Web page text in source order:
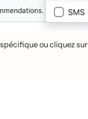
ou cliquez sur